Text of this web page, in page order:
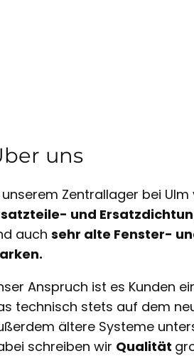
uns
unserem Zentrallager bei
und
auchsehr alte Fenster-
Anspruch ist es Kunden
technisch stets auf dem
ältere Systeme
schreiben wir Qualität